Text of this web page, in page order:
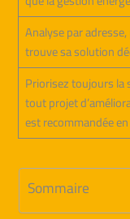
Analyse par
trouve sa solution
Priorisez toujours la
tout projet
est recommandée
Sommaire